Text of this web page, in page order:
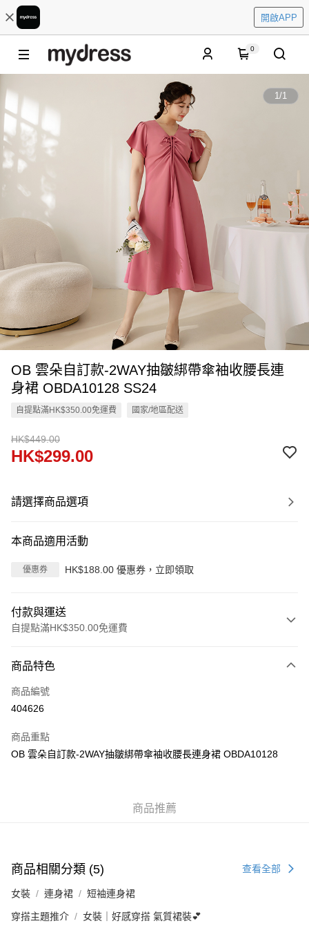
開啟APP
0
1/1
OB 雲朵自訂款-2WAY抽皺綁帶傘袖收腰長連
身裙 OBDA10128 SS24
自提點滿HK$350.00免運費 國家/地區配送
HK$449.00
HK$299.00
請選擇商品選項
本商品適用活動
優惠券 HK$188.00 優惠券，立即領取
付款與運送
自提點滿HK$350.00免運費
信用卡
Apple Pay
PayMe
付款後順豐站及營業點
每筆HK$40.00，滿HK$350.00或以上免運費
付款後順豐合作便利店
商品特色
商品編號
404626
商品重點
OB 雲朵自訂款-2WAY抽皺綁帶傘袖收腰長連身裙 OBDA10128
商品推薦
商品相關分類 (5) 查看全部
女裝 連身裙 短袖連身裙
穿搭主題推介 女裝｜好感穿搭 氣質裙裝💕